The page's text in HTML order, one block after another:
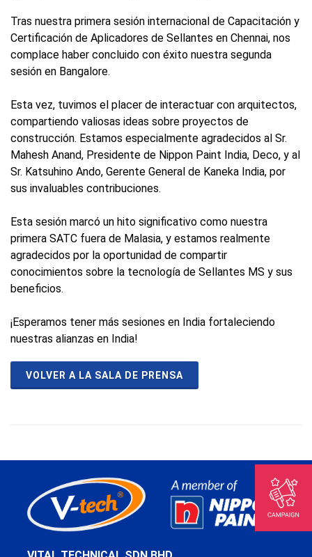
Tras nuestra primera sesión internacional de Capacitación y
Certificación de Aplicadores de Sellantes en Chennai, nos
complace haber concluido con éxito nuestra segunda
sesión en Bangalore.
Esta vez, tuvimos el placer de interactuar con arquitectos,
compartiendo valiosas ideas sobre proyectos de
construcción. Estamos especialmente agradecidos al Sr.
Mahesh Anand, Presidente de Nippon Paint India, Deco, y al
Sr. Katsuhino Ando, Gerente General de Kaneka India, por
sus invaluables contribuciones.
Esta sesión marcó un hito significativo como nuestra
primera SATC fuera de Malasia, y estamos realmente
agradecidos por la oportunidad de compartir
conocimientos sobre la tecnología de Sellantes MS y sus
beneficios.
¡Esperamos tener más sesiones en India fortaleciendo
nuestras alianzas en India!
VOLVER A LA SALA DE PRENSA